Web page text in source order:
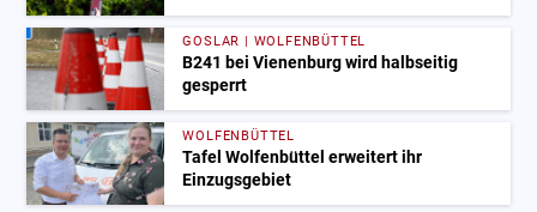
GOSLAR | WOLFENBÜTTEL
B241 bei Vienenburg wird halbseitig
gesperrt
WOLFENBÜTTEL
Tafel Wolfenbüttel erweitert ihr
Einzugsgebiet